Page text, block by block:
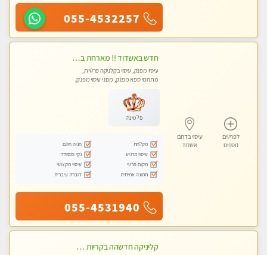
055-4532257
לפרטים
נוספים
עיסוי בדרום
אשדוד
חדש באשדוד !! מארחת בדירתי באופן פרטי ודיסקרטי מקום יפה מסודר נקי ואווירה נעימה יחס טוב בבית חםללא מין !!
עיסוי מפנק, עיסוי בקלניקה פרטית,
מתחמי ספא מפנק, מכוני עיסוי מפנק,
פלטינה
מקלחת
חניה חינם
עיסוי מרגיע
נקי ומסודר
מקום פרטי
עיסוי מקצועי
תמונה אמיתית
דוברת עיברית
055-4531940
קליניקה חדשהה בקריות מעסה איכותית מפנקת ומקצועית מאוד+נשים +זוגות